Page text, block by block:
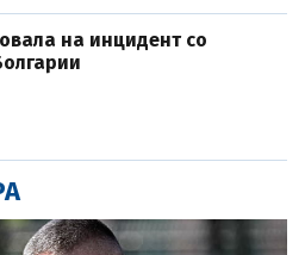
на инцидент со